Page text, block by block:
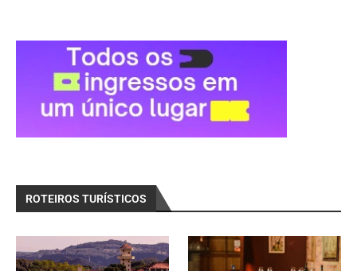
ROTEIROS TURÍSTICOS